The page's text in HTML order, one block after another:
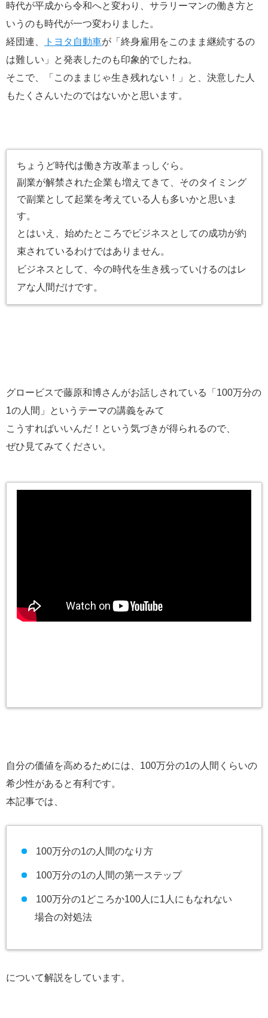
時代が平成から令和へと変わり、サラリーマンの働き方と
いうのも時代が一つ変わりました。
経団連、
トヨタ自動車が「終身雇用をこのまま継続するの
は難しい」と発表したのも印象的でしたね。
そこで、「このままじゃ生き残れない！」と、決意した人
もたくさんいたのではないかと思います。
ちょうど時代は働き方改革まっしぐら。
副業が解禁された企業も増えてきて、そのタイミング
で副業として起業を考えている人も多いかと思いま
す。
とはいえ、始めたところでビジネスとしての成功が約
束されているわけではありません。
ビジネスとして、今の時代を生き残っていけるのはレ
アな人間だけです。
グロービスで藤原和博さんがお話しされている「100万分の
1の人間」というテーマの講義をみて
こうすればいいんだ！という気づきが得られるので、
ぜひ見てみてください。
自分の価値を高めるためには、100万分の1の人間くらいの
希少性があると有利です。
本記事では、
100万分の1の人間のなり方
100万分の1の人間の第一ステップ
100万分の1どころか100人に1人にもなれない
場合の対処法
について解説をしています。